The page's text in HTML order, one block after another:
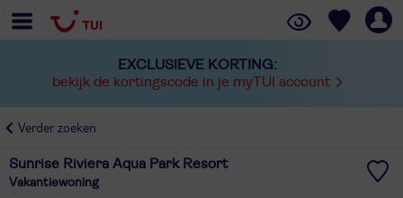
EXCLUSIEVE KORTING:
bekijk de kortingscode in je myTUI account
Verder zoeken
Sunrise Riviera Aqua Park Resort
Vakantiewoning